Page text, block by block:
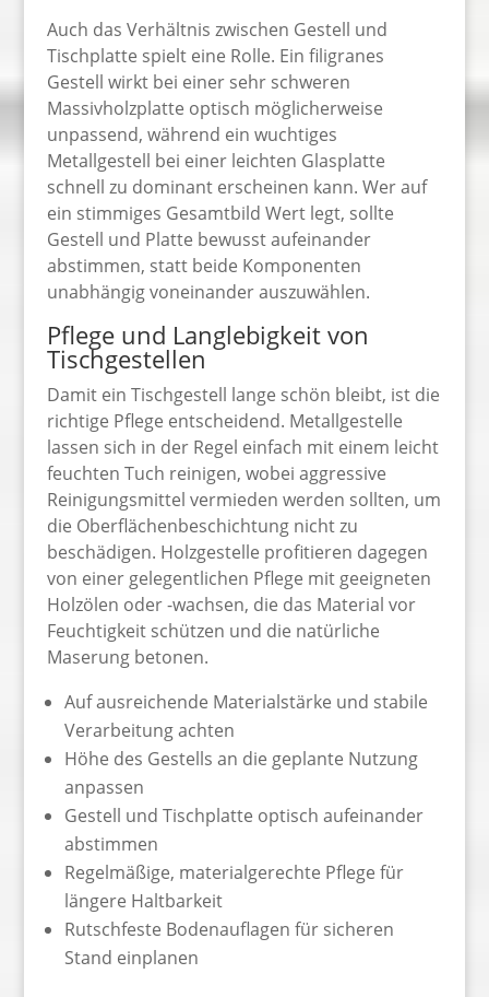
Auch das Verhältnis zwischen Gestell und
Tischplatte spielt eine Rolle. Ein filigranes
Gestell wirkt bei einer sehr schweren
Massivholzplatte optisch möglicherweise
unpassend, während ein wuchtiges
Metallgestell bei einer leichten Glasplatte
schnell zu dominant erscheinen kann. Wer auf
ein stimmiges Gesamtbild Wert legt, sollte
Gestell und Platte bewusst aufeinander
abstimmen, statt beide Komponenten
unabhängig voneinander auszuwählen.
Pflege und Langlebigkeit von
Tischgestellen
Damit ein Tischgestell lange schön bleibt, ist die
richtige Pflege entscheidend. Metallgestelle
lassen sich in der Regel einfach mit einem leicht
feuchten Tuch reinigen, wobei aggressive
Reinigungsmittel vermieden werden sollten, um
die Oberflächenbeschichtung nicht zu
beschädigen. Holzgestelle profitieren dagegen
von einer gelegentlichen Pflege mit geeigneten
Holzölen oder -wachsen, die das Material vor
Feuchtigkeit schützen und die natürliche
Maserung betonen.
Auf ausreichende Materialstärke und stabile
Verarbeitung achten
Höhe des Gestells an die geplante Nutzung
anpassen
Gestell und Tischplatte optisch aufeinander
abstimmen
Regelmäßige, materialgerechte Pflege für
längere Haltbarkeit
Rutschfeste Bodenauflagen für sicheren
Stand einplanen